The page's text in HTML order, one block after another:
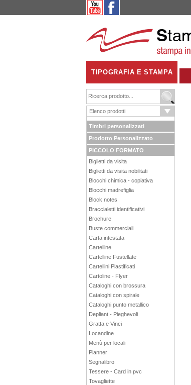
TIPOGRAFIA E STAMPA
Timbri personalizzati
Prodotto Personalizzato
PICCOLO FORMATO
Biglietti da visita
Biglietti da visita nobilitati
Blocchi chimica - copiativa
Blocchi madrefiglia
Block notes
Braccialetti identificativi
Brochure
Buste commerciali
Carta intestata
Cartelline
Cartelline Fustellate
Cartellini Plastificati
Cartoline - Flyer
Cataloghi con brossura
Cataloghi con spirale
Cataloghi punto metallico
Depliant - Pieghevoli
Gratta e Vinci
Locandine
Menù per locali
Planner
Segnalibro
Tessere - Card in pvc
Tovagliette